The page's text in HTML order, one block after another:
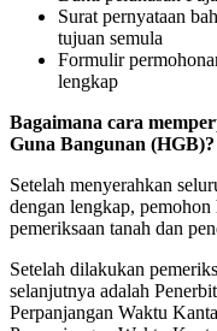
Surat pernyataan
tujuan semula
Formulir
lengkap
Bagaimana cara
Guna Bangunan (HGB)?
Setelah menyerahkan
dengan lengkap, pemohon
pemeriksaan tanah dan
Setelah dilakukan
selanjutnya adalah
Perpanjangan Waktu